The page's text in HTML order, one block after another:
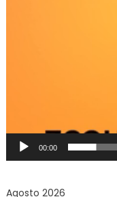
00:00
Agosto 2026